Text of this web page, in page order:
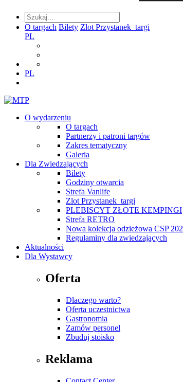
O targach Bilety Zlot Przystanek_targi
PL
PL
O wydarzeniu
O targach
Partnerzy i patroni targów
Zakres tematyczny
Galeria
Dla Zwiedzających
Bilety
Godziny otwarcia
Strefa Vanlife
Zlot Przystanek_targi
PLEBISCYT ZŁOTE KEMPINGI
Strefa RETRO
Nowa kolekcja odzieżowa CSP
Regulaminy dla zwiedzających
Aktualności
Dla Wystawcy
Oferta
Dlaczego warto?
Oferta uczestnictwa
Gastronomia
Zamów personel
Zbuduj stoisko
Reklama